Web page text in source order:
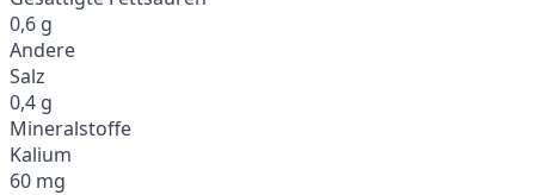
0,6 g
Andere
Salz
0,4 g
Mineralstoffe
Kalium
60 mg